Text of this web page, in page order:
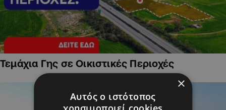
Τεμάχια Γης σε Οικιστικές Περιοχές
×
Αυτός ο ιστότοπος